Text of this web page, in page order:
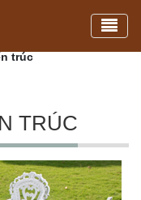
trúc
TRÚC